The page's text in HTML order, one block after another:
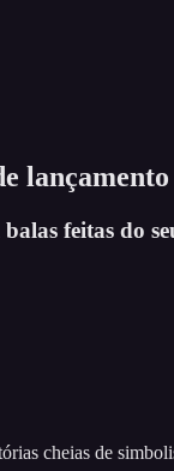
lançamento
feitas do
cheias de